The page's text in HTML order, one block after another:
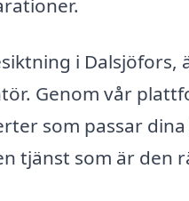
i Dalsjöfors,
Genom vår
som passar
tjänst som är den